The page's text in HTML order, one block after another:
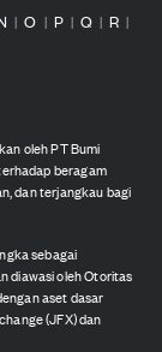
| O | P | Q | R |
oleh PT Bumi
beragam
dan terjangkau bagi
sebagai
diawasi oleh Otoritas
aset dasar
(JFX) dan